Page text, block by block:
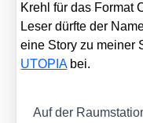
Krehl für das For­mat
Leser dürf­te der
eine Sto­ry zu mei­ner
UTOPIAbei.
Auf der